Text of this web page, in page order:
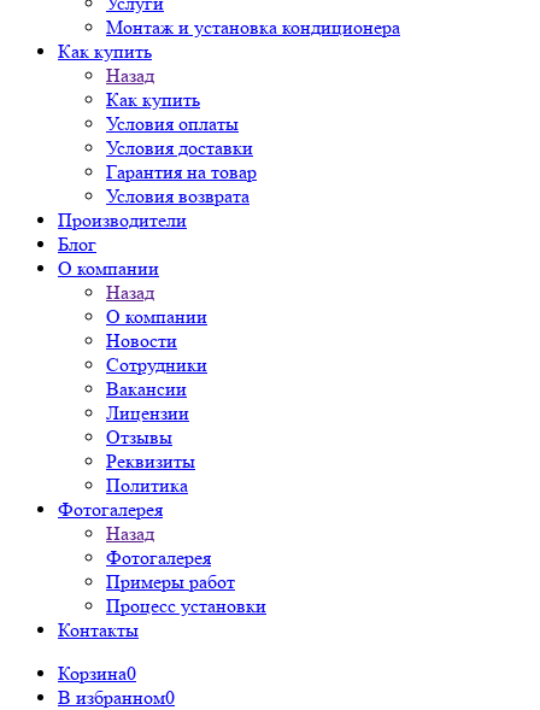
Монтаж и установка кондиционера
Как купить
Назад
Как купить
Условия оплаты
Условия доставки
Гарантия на товар
Условия возврата
Производители
Блог
О компании
Назад
О компании
Новости
Сотрудники
Вакансии
Лицензии
Отзывы
Реквизиты
Политика
Фотогалерея
Назад
Фотогалерея
Примеры работ
Процесс установки
Контакты
Корзина0
В избранном0